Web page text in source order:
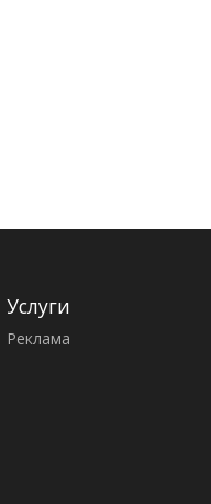
Услуги
Реклама